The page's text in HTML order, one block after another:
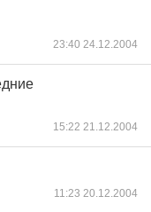
23:40 24.12.2004
15:22 21.12.2004
11:23 20.12.2004